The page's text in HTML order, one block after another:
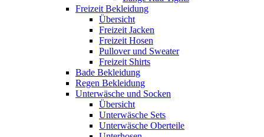
Freizeit Bekleidung
Übersicht
Freizeit Jacken
Freizeit Hosen
Pullover und Sweater
Freizeit Shirts
Bade Bekleidung
Regen Bekleidung
Unterwäsche und Socken
Übersicht
Unterwäsche Sets
Unterwäsche Oberteile